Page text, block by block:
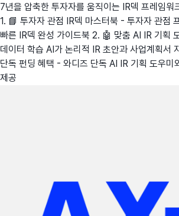
7년을 압축한 투자자를 움직이는 IR덱 프레임워
1. 📘 투자자 관점 IR덱 마스터북 - 투자자 관점
빠른 IR덱 완성 가이드북 2. 🤖 맞춤 AI IR 기획
데이터 학습 AI가 논리적 IR 초안과 사업계획서
단독 펀딩 혜택 - 와디즈 단독 AI IR 기획 도우미
제공